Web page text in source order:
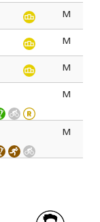
M
M
M
M
M